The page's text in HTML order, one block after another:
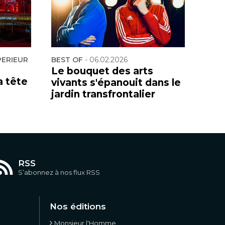
tête
BEST OF - 06.02.2026
Le bouquet des arts
vivants s'épanouit dans le
jardin transfrontalier
RSS
S’abonnez à nos flux RSS
Nos éditions
Monsieur l'Homme